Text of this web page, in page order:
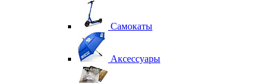
Самокаты
Аксессуары